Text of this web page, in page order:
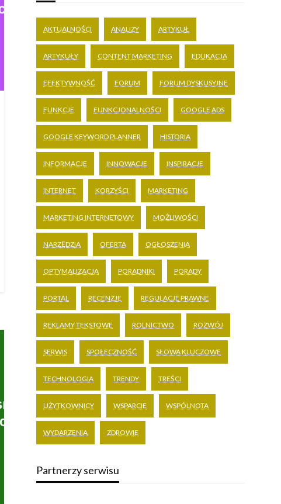
AKTUALNOŚCI ANALIZY ARTYKUŁ
ARTYKUŁY CONTENT MARKETING EDUKACJA
EFEKTYWNOŚĆ FORUM FORUM DYSKUSYJNE
FUNKCJE FUNKCJONALNOŚCI GOOGLE ADS
GOOGLE KEYWORD PLANNER HISTORIA
INFORMACJE INNOWACJE INSPIRACJE
INTERNET KORZYŚCI MARKETING
MARKETING INTERNETOWY MOŻLIWOŚCI
NARZĘDZIA OFERTA OGŁOSZENIA
OPTYMALIZACJA PORADNIKI PORADY
PORTAL RECENZJE REGULACJE PRAWNE
REKLAMY TEKSTOWE ROLNICTWO ROZWÓJ
SERWIS SPOŁECZNOŚĆ SŁOWA KLUCZOWE
TECHNOLOGIA TRENDY TREŚCI
UŻYTKOWNICY WSPARCIE WSPÓLNOTA
WYDARZENIA ZDROWIE
Partnerzy serwisu